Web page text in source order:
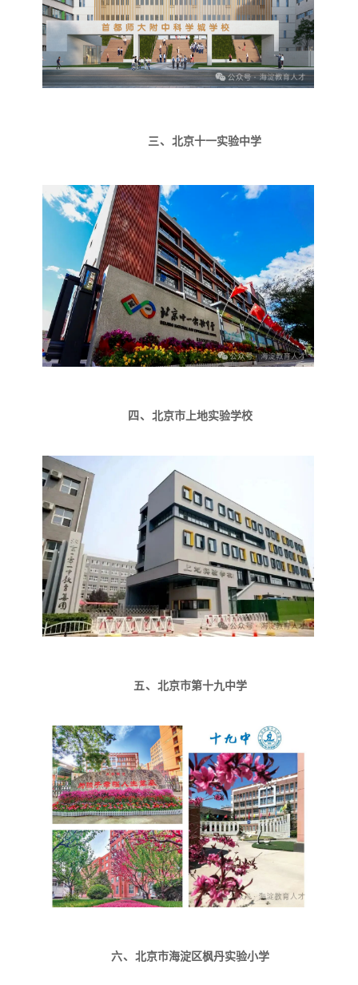
三、 北京十一实验中学
四、 北京市上地实验学校
五、 北京市第十九中学
六、 北京市海淀区枫丹实验小学